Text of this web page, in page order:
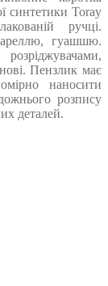
синтетики Toray
ручці.
гуашшю.
Пензлик має
наносити
розпису
деталей.